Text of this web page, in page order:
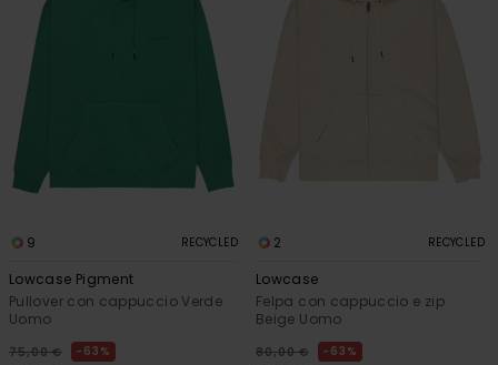
9 RECYCLED
Lowcase Pigment
Pullover con cappuccio Verde
Uomo
75,00 € 63%
2 RECYCLED
Lowcase
Felpa con cappuccio e zip
Beige Uomo
80,00 € 63%